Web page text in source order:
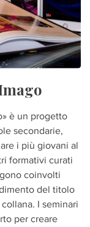
è un progetto
secondarie,
i più giovani al
formativi curati
coinvolti
del titolo
I seminari
per creare